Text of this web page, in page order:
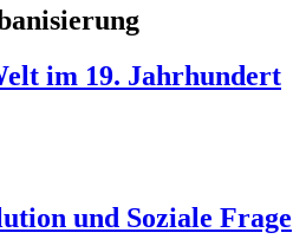
im 19. Jahrhundert
und Soziale Frage